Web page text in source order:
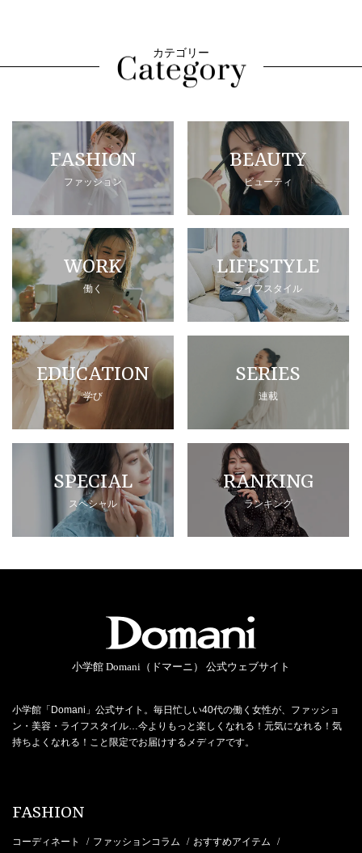
カテゴリー
FASHION
ファッション
BEAUTY
ビューティ
WORK
働く
LIFESTYLE
ライフスタイル
EDUCATION
学び
SERIES
連載
SPECIAL
スペシャル
RANKING
ランキング
小学館 Domani（ドマーニ） 公式ウェブサイト
小学館「Domani」公式サイト。毎日忙しい40代の働く女性が、ファッショ
ン・美容・ライフスタイル…今よりもっと楽しくなれる！元気になれる！気
持ちよくなれる！こと限定でお届けするメディアです。
FASHION
コーディネート / ファッションコラム / おすすめアイテム /